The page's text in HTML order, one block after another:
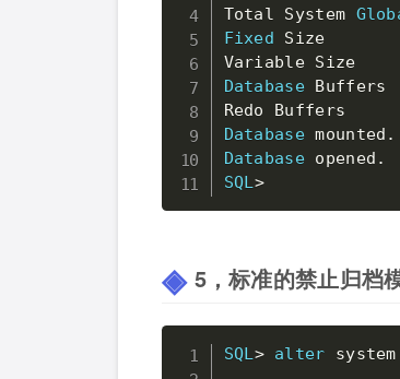
Total System
Fixed
Variable
Database
Redo
Database mounted .
Database opened .
SQL>
5，标准的禁止归档
SQL> alter system